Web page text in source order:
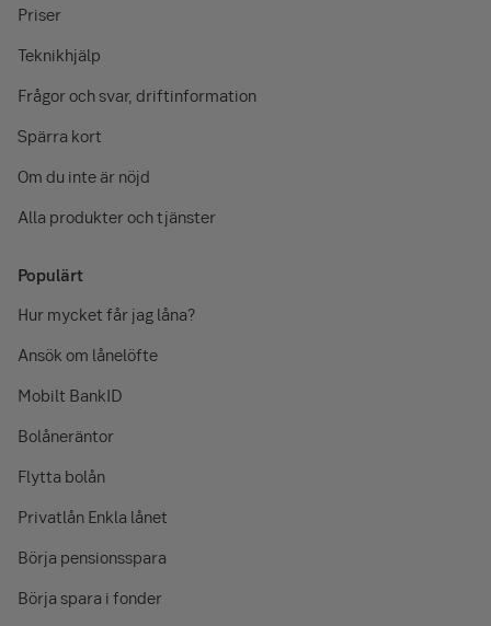
Priser
Teknikhjälp
Frågor och svar, driftinformation
Spärra kort
Om du inte är nöjd
Alla produkter och tjänster
Populärt
Hur mycket får jag låna?
Ansök om lånelöfte
Mobilt BankID
Bolåneräntor
Flytta bolån
Privatlån Enkla lånet
Börja pensionsspara
Börja spara i fonder